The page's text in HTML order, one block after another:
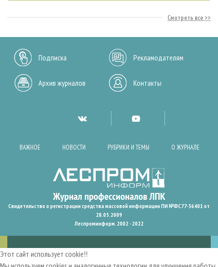
Смотреть все
Подписка Рекламодателям
Архив журналов Контакты
ВАЖНОЕ НОВОСТИ РУБРИКИ И ТЕМЫ О ЖУРНАЛЕ
Свидетельство о регистрации средства массовой информации ПИ №ФС77-36401 от
28.05.2009
Леспроминформ. 2002 - 2022
Этот сайт использует cookie!!